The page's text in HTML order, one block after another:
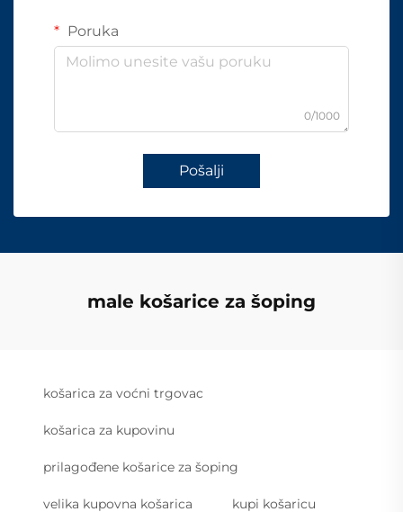
Poruka
0/1000
Pošalji
male košarice za šoping
košarica za voćni trgovac
košarica za kupovinu
prilagođene košarice za šoping
velika kupovna košarica kupi košaricu